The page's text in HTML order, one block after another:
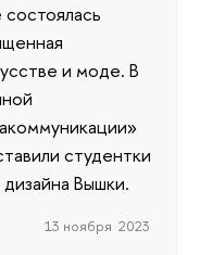
и моде. В
студентки
Вышки.
13 ноября 2023